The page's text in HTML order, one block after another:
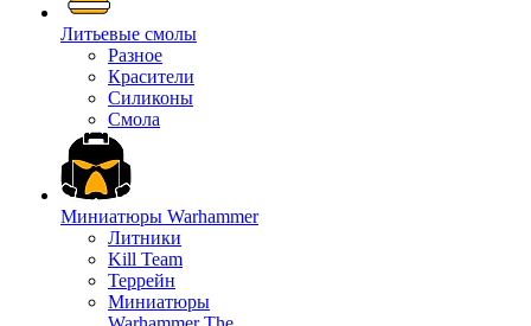
Литьевые смолы
Разное
Красители
Силиконы
Смола
Миниатюры Warhammer
Литники
Kill Team
Террейн
Миниатюры